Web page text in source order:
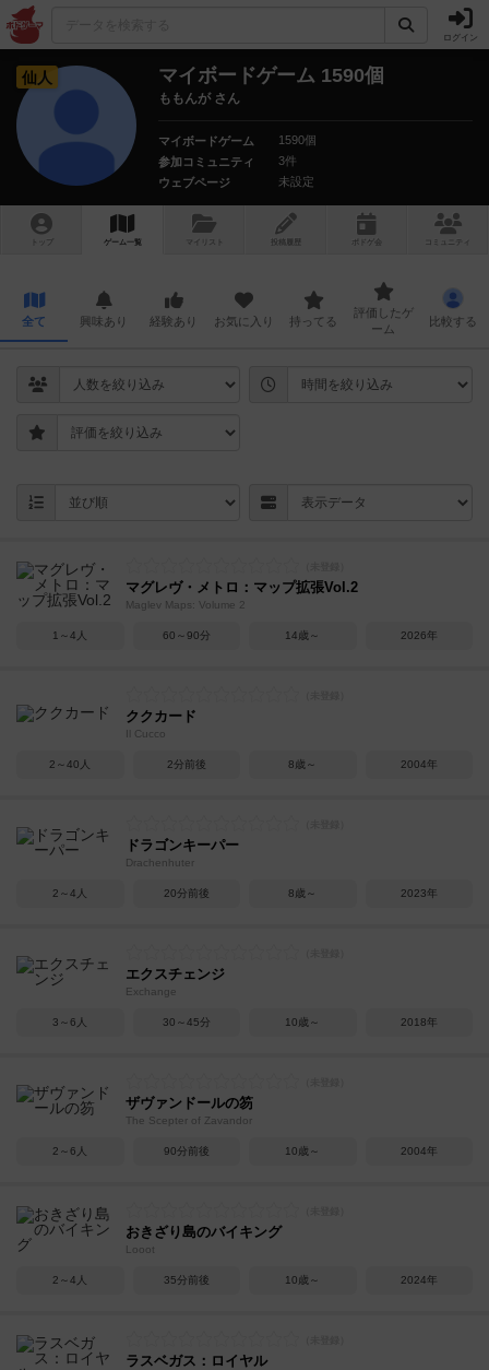
ログイン
仙人 マイボードゲーム 1590個
ももんが さん
マイボードゲーム
1590個
参加コミュニティ
3件
ウェブページ
未設定
トップ ゲーム一覧 マイリスト 投稿履歴 ボ ドゲ コミュニティ
全て 興味あり 経験あり お気に入り 持ってる
評価したゲ
ーム
比較する
マグレヴ・メトロ：マップ拡張Vol.2
Maglev Maps: Volume 2
1～4人 60～90分 14歳～ 2026年
ククカード
Il Cucco
2～40人 2分前後 8歳～ 2004年
ドラゴンキーパー
Drachenhuter
2～4人 20分前後 8歳～ 2023年
エクスチェンジ
Exchange
3～6人 30～45分 10歳～ 2018年
ザヴァンドールの笏
The Scepter of Zavandor
2～6人 90分前後 10歳～ 2004年
おきざり島のバイキング
Looot
2～4人 35分前後 10歳～ 2024年
ラスベガス：ロイヤル